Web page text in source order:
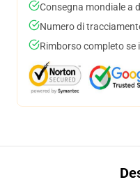
Consegna mondiale a
Numero di
Rimborso completo